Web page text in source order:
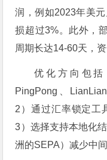
润，例如2023年美
损超过3%。此外，
周期长达14-60天，
优化方向包
PingPong、
2）通过汇率锁定工
3）选择支持本地化
洲的SEPA）减少中间